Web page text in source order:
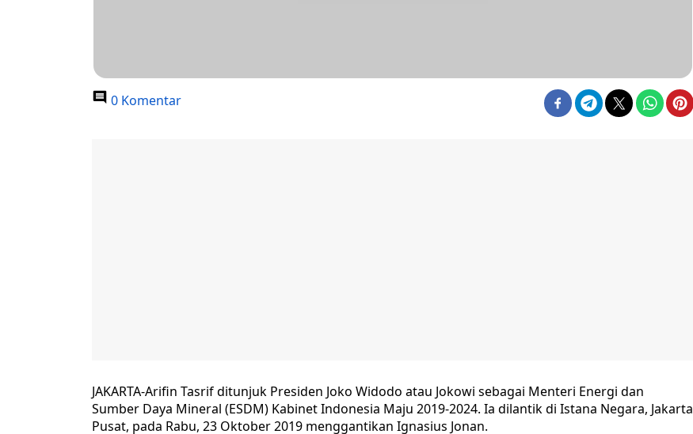
0 Komentar
JAKARTA-Arifin Tasrif ditunjuk Presiden Joko Widodo atau Jokowi sebagai Menteri Energi dan
Sumber Daya Mineral (ESDM) Kabinet Indonesia Maju 2019-2024. Ia dilantik di Istana Negara, Jakarta
Pusat, pada Rabu, 23 Oktober 2019 menggantikan Ignasius Jonan.